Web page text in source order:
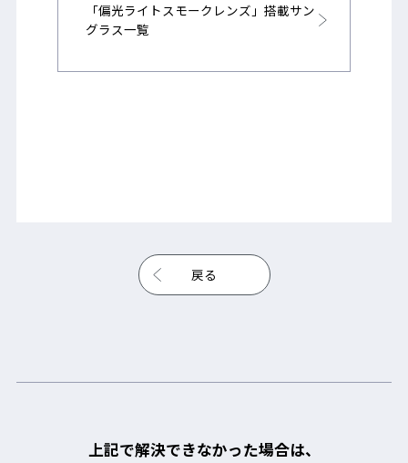
「偏光ライトスモークレンズ」搭載サン
グラス一覧
戻る
上記で解決できなかった場合は、